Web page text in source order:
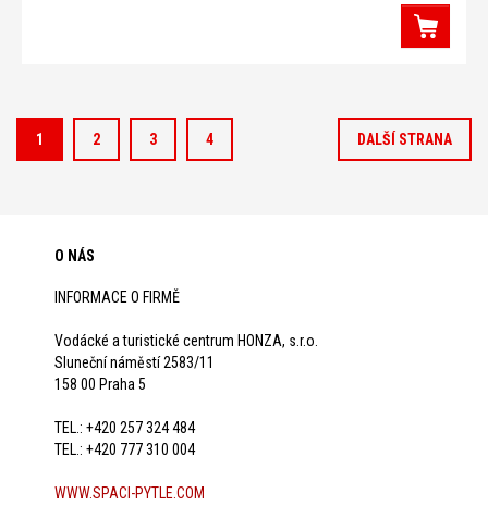
1 2 3 4 DALŠÍ STRANA
O NÁS
INFORMACE O FIRMĚ
Vodácké a turistické centrum HONZA, s.r.o.
Sluneční náměstí 2583/11
158 00 Praha 5
TEL.: +420 257 324 484
TEL.: +420 777 310 004
WWW.SPACI-PYTLE.COM